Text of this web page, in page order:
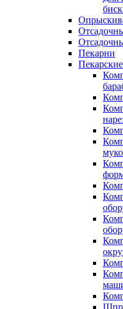
Пекарни